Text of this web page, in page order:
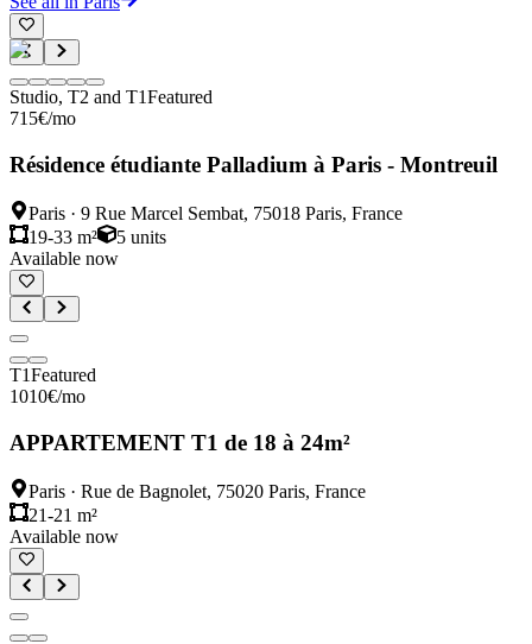
Studio, T2 and T1Featured
715€/mo
Résidence étudiante Palladium à Paris - Montreuil
Paris · 9 Rue Marcel Sembat, 75018 Paris, France
19-33 m²
5 units
Available now
T1Featured
1010€/mo
APPARTEMENT T1 de 18 à 24m²
Paris · Rue de Bagnolet, 75020 Paris, France
21-21 m²
Available now